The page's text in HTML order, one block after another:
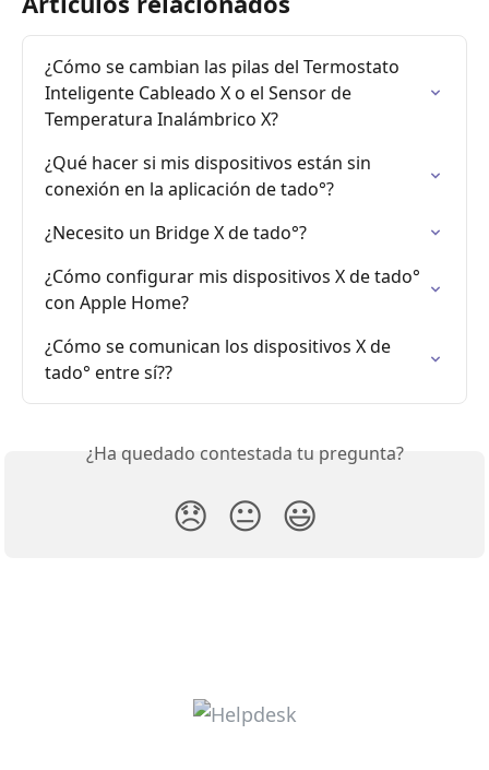
¿Cómo se cambian las pilas del Termostato
Inteligente Cableado X o el Sensor de
Temperatura Inalámbrico X?
¿Qué hacer si mis dispositivos están sin
conexión en la aplicación de tado°?
¿Necesito un Bridge X de tado°?
¿Cómo configurar mis dispositivos X de tado°
con Apple Home?
¿Cómo se comunican los dispositivos X de
tado° entre sí??
¿Ha quedado contestada tu pregunta?
😞 😐 😃